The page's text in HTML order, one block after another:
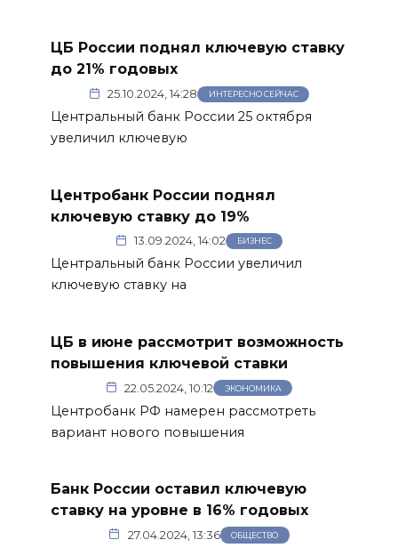
ЦБ России поднял ключевую ставку
до 21% годовых
25.10.2024, 14:28 ИНТЕРЕСНО СЕЙЧАС
Центральный банк России 25 октября
увеличил ключевую
Центробанк России поднял
ключевую ставку до 19%
13.09.2024, 14:02 БИЗНЕС
Центральный банк России увеличил
ключевую ставку на
ЦБ в июне рассмотрит возможность
повышения ключевой ставки
22.05.2024, 10:12 ЭКОНОМИКА
Центробанк РФ намерен рассмотреть
вариант нового повышения
Банк России оставил ключевую
ставку на уровне в 16% годовых
27.04.2024, 13:36 ОБЩЕСТВО